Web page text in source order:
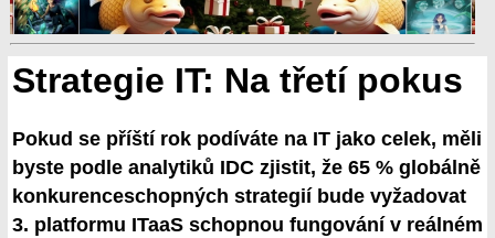
Strategie IT: Na třetí pokus
Pokud se příští rok podíváte na IT jako celek, měli
byste podle analytiků IDC zjistit, že 65 % globálně
konkurenceschopných strategií bude vyžadovat
3. platformu ITaaS schopnou fungování v reálném